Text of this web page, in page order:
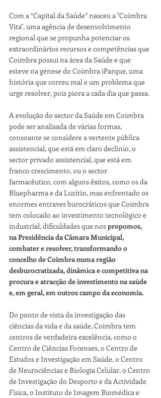
Com a “Capital da Saúde” nasceu a "Coimbra
Vita", uma agência de desenvolvimento
regional que se propunha potenciar os
extraordinários recursos e competências que
Coimbra possui na área da Saúde e que
esteve na génese do Coimbra iParque, uma
história que correu mal e um problema que
urge resolver, pois piora a cada dia que passa.
A evolução do sector da Saúde em Coimbra
pode ser analisada de várias formas,
consoante se considere a vertente pública
assistencial, que está em claro declínio, o
sector privado assistencial, que está em
franco crescimento, ou o sector
farmacêutico, com alguns êxitos, como os da
Bluepharma e da Luzitin, mas enfrentado os
enormes entraves burocráticos que Coimbra
tem colocado ao investimento tecnológico e
industrial, dificuldades que nos propomos,
na Presidência da Câmara Municipal,
combater e resolver, transformando o
concelho de Coimbra numa região
desburocratizada, dinâmica e competitiva na
procura e atracção de investimento na saúde
e, em geral, em outros campo da economia.
Do ponto de vista da investigação das
ciências da vida e da saúde, Coimbra tem
centros de verdadeira excelência, como o
Centro de Ciências Forenses, o Centro de
Estudos e Investigação em Saúde, o Centro
de Neurociências e Biologia Celular, o Centro
de Investigação do Desporto e da Actividade
Física, o Instituto de Imagem Biomédica e